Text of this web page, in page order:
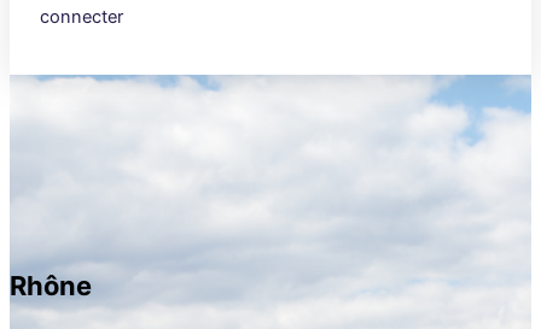
connecter
Rhône